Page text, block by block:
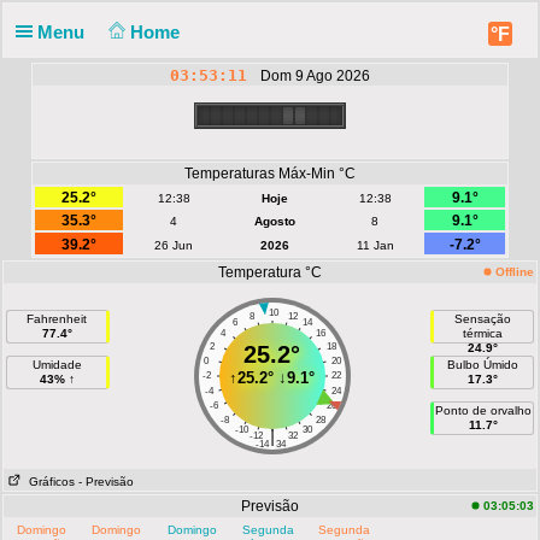
Menu Home °F
03:53:11 Dom 9 Ago 2026
Temperaturas Máx-Min °C
25.2°
12:38 Hoje 12:38
9.1°
35.3°
4 Agosto 8
9.1°
39.2°
26 Jun 2026 11 Jan
-7.2°
Temperatura °C
Offline
Fahrenheit
77.4°
Umidade
43% ↑
10
8 12
6
14
4
16
2
18
0
20
-2
22
-4
24
-6
26
-8
28
-10
30
-12 32
|
-14 34
25.2°
↑25.2° ↓9.1°
Sensação
térmica
24.9°
Bulbo Úmido
17.3°
Ponto de orvalho
11.7°
Gráficos - Previsão
Previsão
03:05:03
Domingo
Domingo
Domingo
Segunda
Segunda